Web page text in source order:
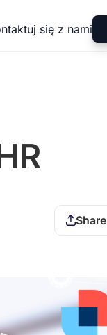
się z nami
Share